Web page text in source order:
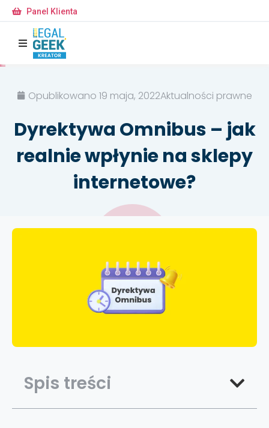
Panel Klienta
Opublikowano 19 maja, 2022Aktualności prawne
Dyrektywa Omnibus – jak
realnie wpłynie na sklepy
internetowe?
Spis treści